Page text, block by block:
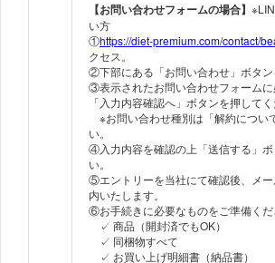
【お問い合わせフォームの場合】
い方
①https://diet-premium.com/contact/
クセス。
②下部にある「お問い合わせ」ボタン
③表示されたお問い合わせフォーム
「入力内容確認へ」ボタンを押してく
※お問い合わせ種別は「解約につい
い。
④入力内容を確認の上「送信する」ボ
い。
⑤エントリーを当社にて確認後、メ
内いたします。
⑥お手続きに必要なものをご準備くだ
✓ 商品（開封済でもOK）
✓ 同梱物すべて
✓ お買い上げ明細書（納品書）